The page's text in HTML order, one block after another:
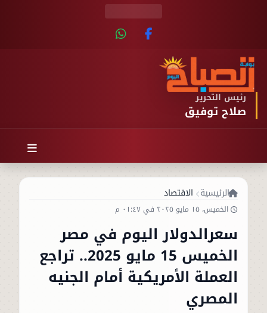
رئيس التحرير
صلاح توفيق
الرئيسية الاقتصاد
الخميس، ١٥ مايو ٢٠٢٥ في ٠١:٤٧ م
سعرالدولار اليوم في مصر
الخميس 15 مايو 2025.. تراجع
العملة الأمريكية أمام الجنيه
المصري